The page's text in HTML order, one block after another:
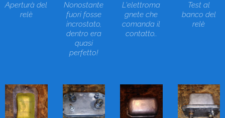
Aperturà del
relè
Nonostante
fuori fosse
incrostato,
dentro era
quasi
perfetto!
L'elettroma
gnete che
comanda il
contatto..
Test al
banco del
relè